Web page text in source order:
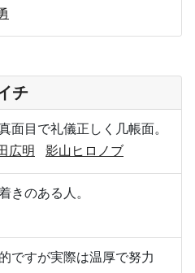
チ
面目で礼儀正しく几帳面。
広明 影山ヒロノブ
きのある人。
ですが実際は温厚で努力